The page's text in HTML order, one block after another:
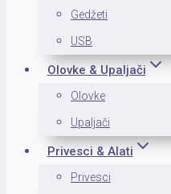
Gedžeti
USB
Olovke & Upaljači
Olovke
Upaljači
Privesci & Alati
Privesci